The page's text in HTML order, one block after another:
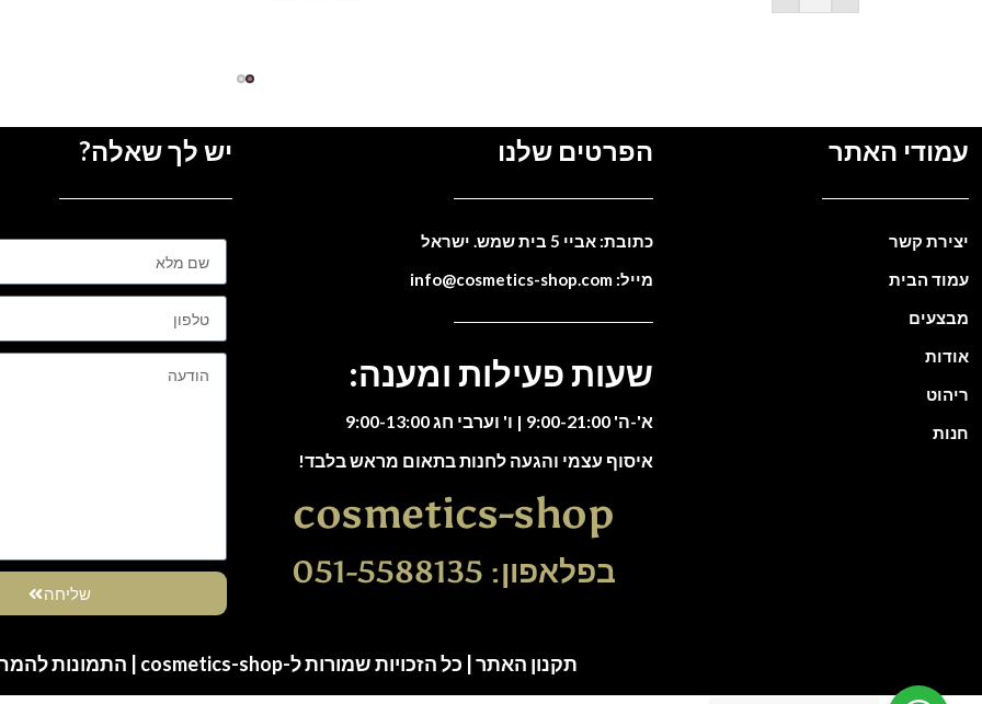
עמודי האתר
יצירת קשר
עמוד הבית
מבצעים
אודות
ריהוט
חנות
הפרטים שלנו
כתובת: אביי 5 בית שמש. ישראל
מייל: info@cosmetics-shop.com
שעות פעילות ומענה:
א'-ה' 9:00-21:00 | ו' וערבי חג 9:00-13:00
איסוף עצמי והגעה לחנות בתאום מראש בלבד!
cosmetics-shop
בפלאפון: 051-5588135
יש לך שאלה?
שליחה
תקנון האתר | כל הזכויות שמורות ל-cosmetics-shop | התמונות להמחשה בלבד